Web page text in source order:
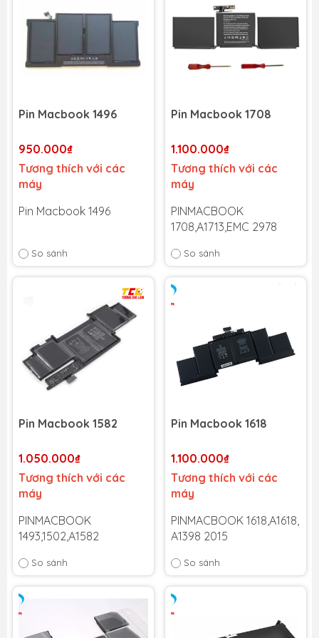
Lỗi 1 đổi 1 trong suốt thời
gian bảo hành
toàn quốc!
Lỗi 1 đổi 1 trong suốt thời
gian bảo hành
Pin Macbook 1496
950.000₫
Tương thích với các
máy
Pin Macbook 1496
Bảo hành 6 tháng
Cam kết bảo hành uy tín
Lỗi 1 đổi 1 trong suốt thời
gian bảo hành
So sánh
Pin Macbook 1708
1.100.000₫
Tương thích với các
máy
PINMACBOOK
1708,A1713,EMC 2978
Bảo hành 6 tháng-
Cam kết bảo hành uy tín
toàn quốc!
gian bảo hành
So sánh
Pin Macbook 1582
1.050.000₫
Tương thích với các
máy
PINMACBOOK
1493,1502,A1582
Bảo hành 6 tháng-
Cam kết bảo hành uy tín
toàn quốc!
Lỗi 1 đổi 1 trong suốt thời
So sánh
Pin Macbook 1618
1.100.000₫
Tương thích với các
máy
PINMACBOOK 1618,A1618,
A1398 2015
Bảo hành 6 tháng-
Cam kết bảo hành uy tín
toàn quốc!
Lỗi 1 đổi 1 trong suốt thời
So sánh